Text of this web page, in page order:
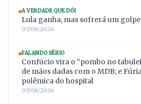
A VERDADE QUE DÓI
Lula ganha, mas sofrerá um golpe
07/08/2026
FALANDO SÉRIO
Confúcio vira o “pombo no
de mãos dadas com o MDB; e
polêmica do hospital
07/08/2026